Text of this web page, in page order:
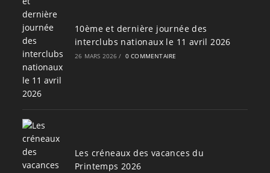
10ème et dernière journée des
interclubs nationaux le 11 avril 2026
26 MARS 2026 / 0 COMMENTAIRE
Les créneaux des vacances du
Printemps 2026